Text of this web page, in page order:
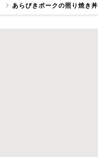
あらびきポークの照り焼き丼